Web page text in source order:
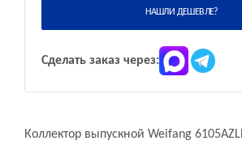
НАШЛИ ДЕШЕВЛЕ?
Сделать заказ через:
Коллектор выпускной Weifang